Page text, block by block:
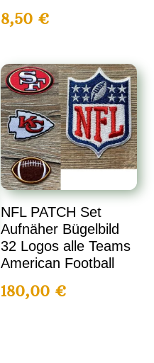
8,50 €
NFL PATCH Set
Aufnäher Bügelbild
32 Logos alle Teams
American Football
180,00 €